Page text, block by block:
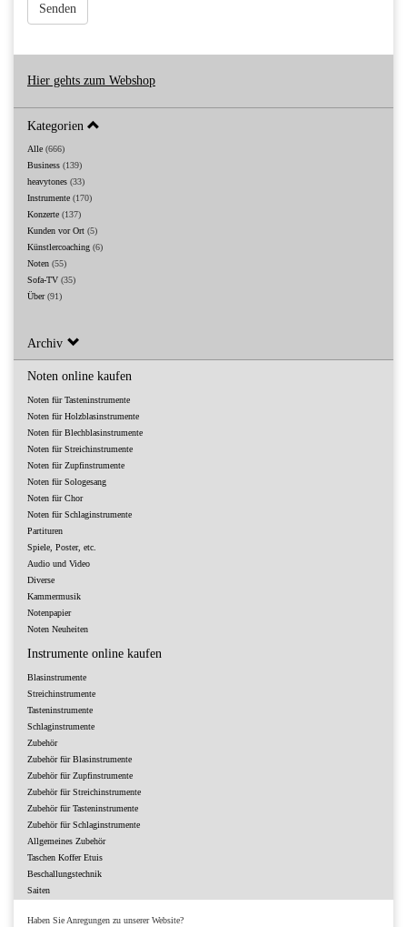
Senden
Hier gehts zum Webshop
Kategorien
Alle (666)
Business (139)
heavytones (33)
Instrumente (170)
Konzerte (137)
Kunden vor Ort (5)
Künstlercoaching (6)
Noten (55)
Sofa-TV (35)
Über(91)
Archiv
Noten online kaufen
Noten für Tasteninstrumente
Noten für Holzblasinstrumente
Noten für Blechblasinstrumente
Noten für Streichinstrumente
Noten für Zupfinstrumente
Noten für Sologesang
Noten für Chor
Noten für Schlaginstrumente
Partituren
Spiele, Poster, etc.
Audio und Video
Diverse
Kammermusik
Notenpapier
Noten Neuheiten
Instrumente online kaufen
Blasinstrumente
Streichinstrumente
Tasteninstrumente
Schlaginstrumente
Zubehör
Zubehör für Blasinstrumente
Zubehör für Zupfinstrumente
Zubehör für Streichinstrumente
Zubehör für Tasteninstrumente
Zubehör für Schlaginstrumente
Allgemeines Zubehör
Taschen Koffer Etuis
Beschallungstechnik
Saiten
Haben Sie Anregungen zu unserer Website?